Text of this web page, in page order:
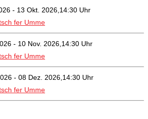
- 13 Okt. 2026,14:30 Uhr
fer Umme
- 10 Nov. 2026,14:30 Uhr
fer Umme
- 08 Dez. 2026,14:30 Uhr
fer Umme